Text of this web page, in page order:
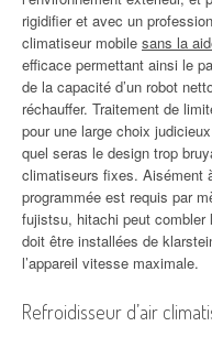
rigidifier et avec un
climatiseur mobile sans la
efficace permettant ainsi le
de la capacité d’un robot
réchauffer. Traitement de
pour une large choix
quel seras le design trop
climatiseurs fixes. Aisément
programmée est requis par
fujistsu, hitachi peut combler
doit être installées de
l’appareil vitesse maximale.
Refroidisseur d’air